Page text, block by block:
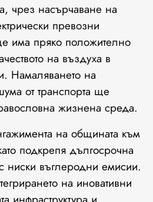
чрез насърчаване на
превозни
има пряко положително
на въздуха в
Намаляването на
от транспорта ще
жизнена среда.
на общината към
подкрепя дългосрочна
ниски въглеродни емисии.
на иновативни